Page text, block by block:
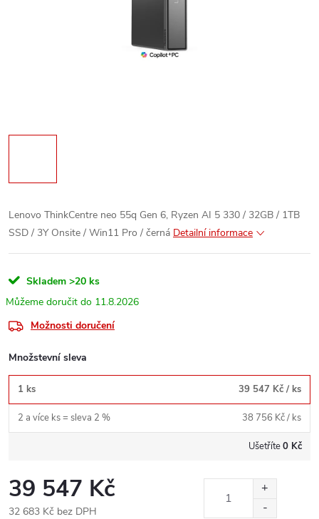
Lenovo ThinkCentre neo 55q Gen 6, Ryzen AI 5 330 / 32GB / 1TB
SSD / 3Y Onsite / Win11 Pro / černá Detailní informace
Skladem >20 ks
11.8.2026
Možnosti doručení
Množstevní sleva
1 ks 39 547 Kč / ks
2 a více ks = sleva 2 % 38 756 Kč/ ks
Ušetříte0 Kč
39 547 Kč
32 683 Kč bez DPH